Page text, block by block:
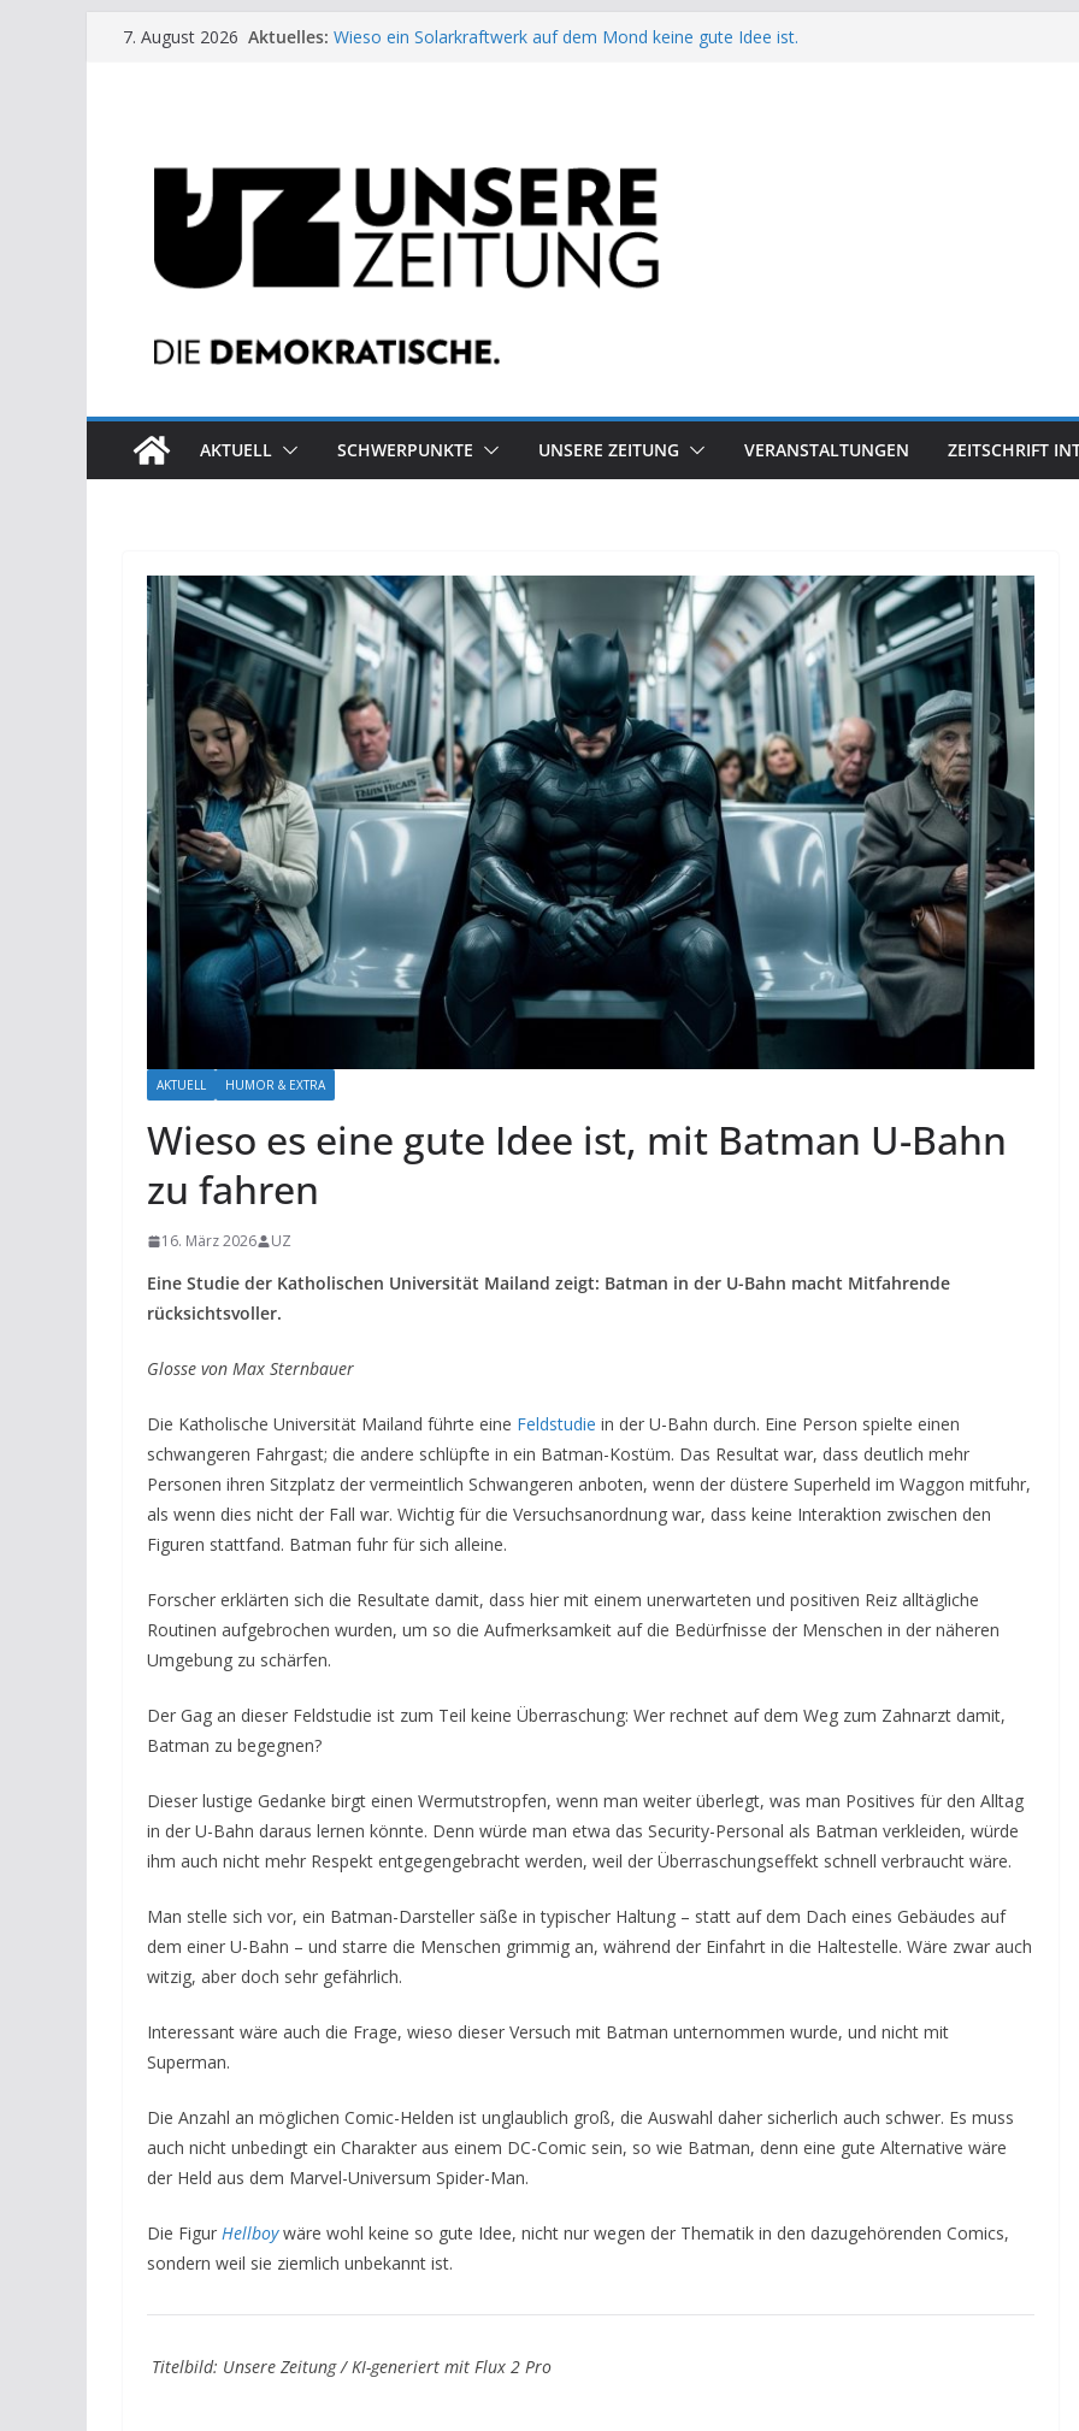
Zum7. August 2026 Aktuelles: Wieso ein Solarkraftwerk auf dem Mond keine gute Idee ist.
AKTUELL SCHWERPUNKTE UNSERE ZEITUNG VERANSTALTUNGEN ZEITSCHRIFT
AKTUELL HUMOR & EXTRA
Wieso es eine gute Idee ist, mit Batman U-Bahn
zu fahren
16. März 2026 UZ
Eine Studie der Katholischen Universität Mailand zeigt: Batman in der U-Bahn macht Mitfahrende
rücksichtsvoller.
Glosse von Max Sternbauer
Die Katholische Universität Mailand führte eine Feldstudie in der U-Bahn durch. Eine Person spielte einen
schwangeren Fahrgast; die andere schlüpfte in ein Batman-Kostüm. Das Resultat war, dass deutlich mehr
Personen ihren Sitzplatz der vermeintlich Schwangeren anboten, wenn der düstere Superheld im Waggon mitfuhr,
als wenn dies nicht der Fall war. Wichtig für die Versuchsanordnung war, dass keine Interaktion zwischen den
Figuren stattfand. Batman fuhr für sich alleine.
Forscher erklärten sich die Resultate damit, dass hier mit einem unerwarteten und positiven Reiz alltägliche
Routinen aufgebrochen wurden, um so die Aufmerksamkeit auf die Bedürfnisse der Menschen in der näheren
Umgebung zu schärfen.
Der Gag an dieser Feldstudie ist zum Teil keine Überraschung: Wer rechnet auf dem Weg zum Zahnarzt damit,
Batman zu begegnen?
Dieser lustige Gedanke birgt einen Wermutstropfen, wenn man weiter überlegt, was man Positives für den Alltag
in der U-Bahn daraus lernen könnte. Denn würde man etwa das Security-Personal als Batman verkleiden, würde
ihm auch nicht mehr Respekt entgegengebracht werden, weil der Überraschungseffekt schnell verbraucht wäre.
Man stelle sich vor, ein Batman-Darsteller säße in typischer Haltung – statt auf dem Dach eines Gebäudes auf
dem einer U-Bahn – und starre die Menschen grimmig an, während der Einfahrt in die Haltestelle. Wäre zwar auch
witzig, aber doch sehr gefährlich.
Interessant wäre auch die Frage, wieso dieser Versuch mit Batman unternommen wurde, und nicht mit
Superman.
Die Anzahl an möglichen Comic-Helden ist unglaublich groß, die Auswahl daher sicherlich auch schwer. Es muss
auch nicht unbedingt ein Charakter aus einem DC-Comic sein, so wie Batman, denn eine gute Alternative wäre
der Held aus dem Marvel-Universum Spider-Man.
Die Figur Hellboywäre wohl keine so gute Idee, nicht nur wegen der Thematik in den dazugehörenden Comics,
sondern weil sie ziemlich unbekannt ist.
Titelbild: Unsere Zeitung / KI-generiert mit Flux 2 Pro